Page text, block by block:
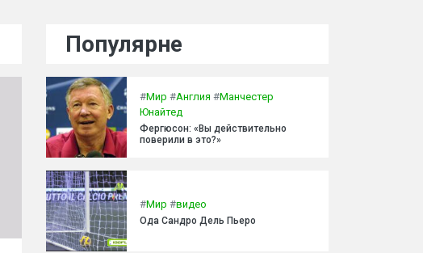
Популярне
#Мир #Англия #Манчестер
Юнайтед
Фергюсон: «Вы действительно
поверили в это?»
#Мир #видео
Ода Сандро Дель Пьеро